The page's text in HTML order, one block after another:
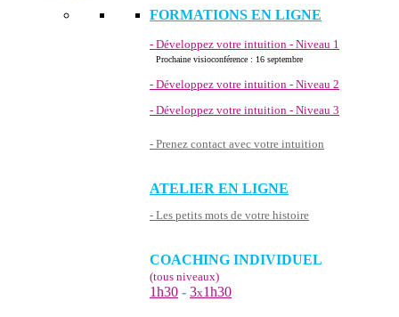
FORMATIONS EN LIGNE
- Développez votre intuition - Niveau 1
Prochaine visioconférence : 16 septembre
- Développez votre intuition - Niveau 2
- Développez votre intuition - Niveau 3
- Prenez contact avec votre intuition
ATELIER EN LIGNE
- Les petits mots de votre histoire
COACHING INDIVIDUEL
(tous niveaux)
1h30 - 3x1h30